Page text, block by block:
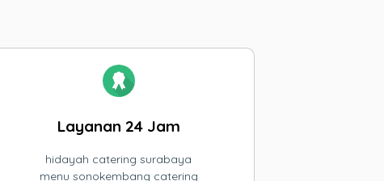
Layanan 24 Jam
hidayah catering surabaya
menu sonokembang catering